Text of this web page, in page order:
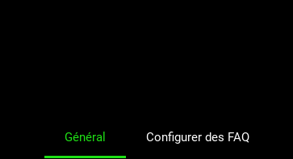
Général Configurer des FAQ